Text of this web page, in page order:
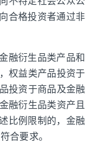
合格投资者通过非
融衍生品类产品和
权益类产品投资于
投资于商品及金融
融衍生品类资产且
比例限制的，金融
合要求。